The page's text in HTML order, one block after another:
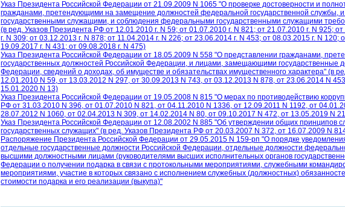
Указ Президента Российской Федерации от 21.09.2009 N 1065 "О проверке достоверности и
гражданами, претендующими на замещение должностей федеральной государственной службы,
государственными служащими, и соблюдения федеральными государственными служащими
(в ред. Указов Президента РФ от 12.01.2010 г. N 59; от 01.07.2010 г. N 821; от 21.07.2010 г. N 925;
г. N 309; от 03.12.2013 г. N 878; от 11.04.2014 г. N 226; от 23.06.2014 г. N 453; от 08.03.2015 г. N 120;
19.09.2017 г. N 431; от 09.08.2018 г. N 475)
Указ Президента Российской Федерации от 18.05.2009 N 558 "О представлении гражданами,
государственных должностей Российской Федерации, и лицами, замещающими государственные
Федерации, сведений о доходах, об имуществе и обязательствах имущественного характера" (в
12.01.2010 N 59, от 13.03.2012 N 297, от 30.09.2013 N 743, от 03.12.2013 N 878, от 23.06.2014 N
15.01.2020 N 13)
Указ Президента Российской Федерации от 19.05.2008 N 815 "О мерах по противодействию
РФ от 31.03.2010 N 396, от 01.07.2010 N 821, от 04.11.2010 N 1336, от 12.09.2011 N 1192, от
28.07.2012 N 1060, от 02.04.2013 N 309, от 14.02.2014 N 80, от 09.10.2017 N 472, от 13.05.2019 N
Указ Президента Российской Федерации от 12.08.2002 N 885 "Об утверждении общих принципов
государственных служащих" (в ред. Указов Президента РФ от 20.03.2007 N 372, от 16.07.2009 N
Распоряжение Президента Российской Федерации от 29.05.2015 N 159-рп "О порядке
отдельные государственные должности Российской Федерации, отдельные должности
высшими должностными лицами (руководителями высших исполнительных органов
Федерации о получении подарка в связи с протокольными мероприятиями, служебными
мероприятиями, участие в которых связано с исполнением служебных (должностных)
стоимости подарка и его реализации (выкупа)"